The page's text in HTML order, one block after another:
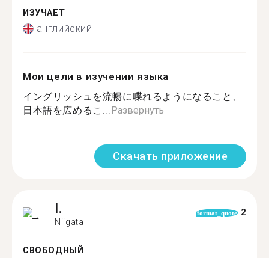
ИЗУЧАЕТ
английский
Мои цели в изучении языка
イングリッシュを流暢に喋れるようになること、
日本語を広めるこ...Развернуть
Скачать приложение
I.
Niigata
format_quote 2
СВОБОДНЫЙ